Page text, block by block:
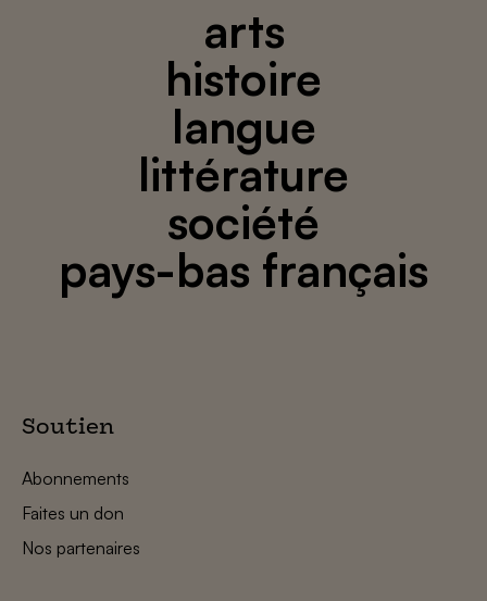
arts
histoire
langue
littérature
société
pays-bas français
Soutien
Abonnements
Faites un don
Nos partenaires